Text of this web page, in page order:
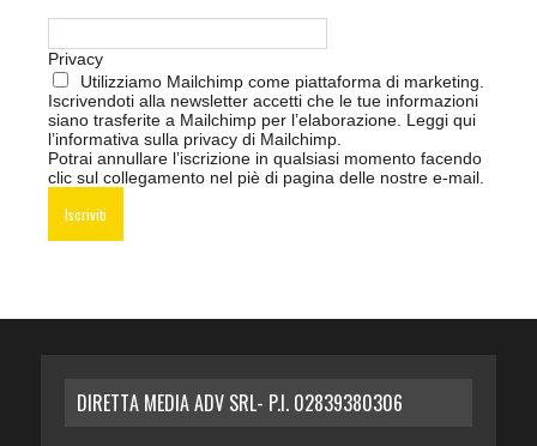
Privacy
Utilizziamo Mailchimp come piattaforma di marketing.
Iscrivendoti alla newsletter accetti che le tue informazioni
siano trasferite a Mailchimp per l’elaborazione. Leggi qui
l’informativa sulla privacy di Mailchimp
Potrai annullare l’iscrizione in qualsiasi momento facendo
clic sul collegamento nel piè di pagina delle nostre e-mail.
DIRETTA MEDIA ADV SRL- P.I. 02839380306